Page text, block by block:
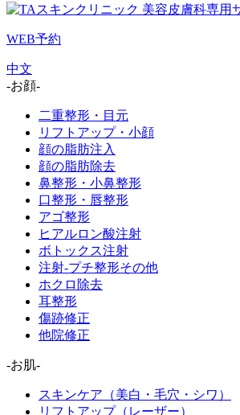
WEB予約
中文
-お顔-
二重整形・目元
リフトアップ・小顔
顔の脂肪注入
顔の脂肪除去
鼻整形・小鼻整形
口整形・唇整形
アゴ整形
ヒアルロン酸注射
ボトックス注射
注射-プチ整形その他
ホクロ除去
耳整形
傷跡修正
他院修正
-お肌-
スキンケア（美白・毛穴・シワ）
リフトアップ（レーザー）